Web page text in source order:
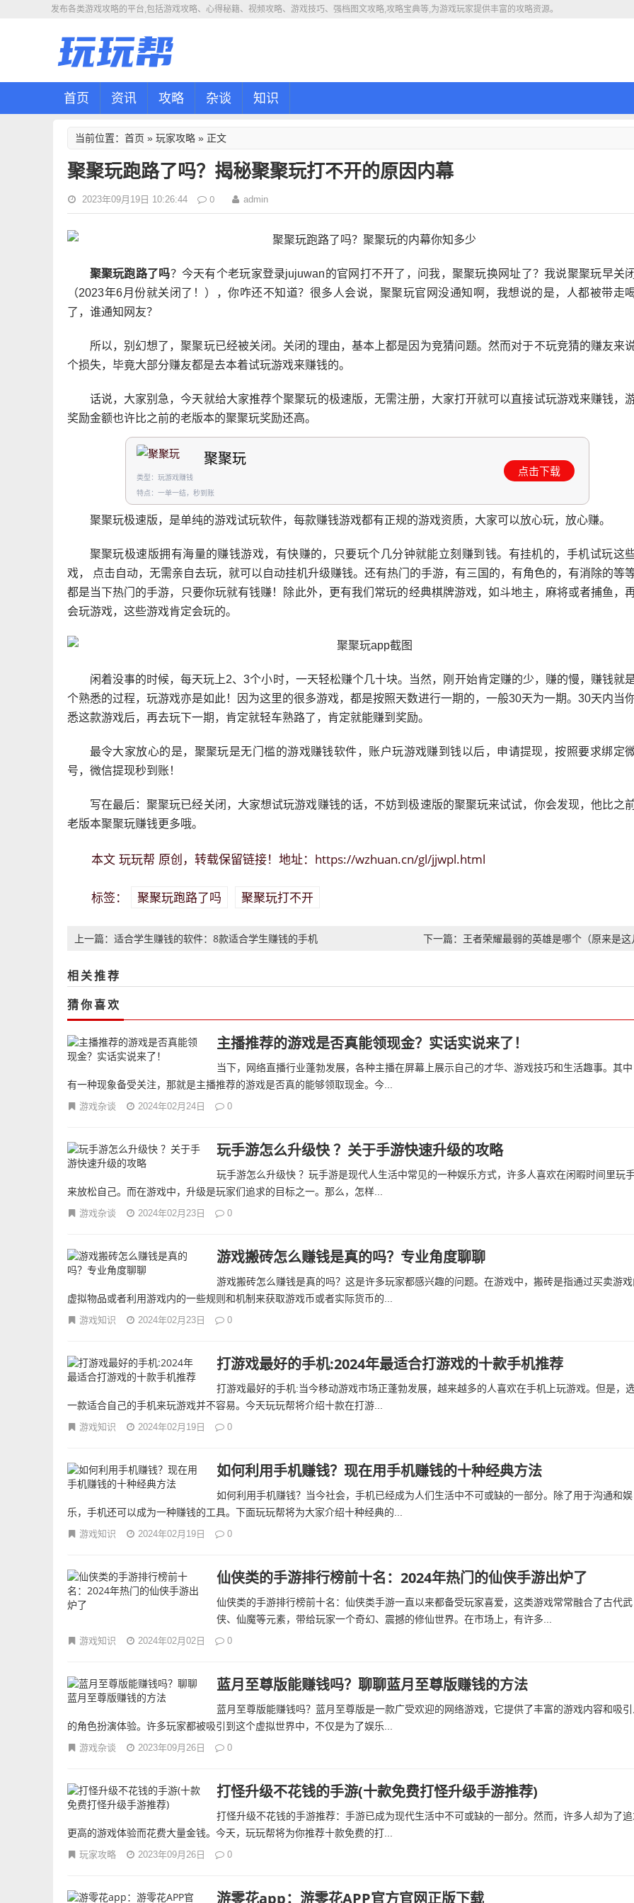
发布各类游戏攻略的平台,包括游戏攻略、心得秘籍、视频攻略、游戏技巧、强档图文攻略,攻略宝典等,为游戏玩家提供丰富的攻略资源。
首页 资讯 攻略 杂谈 知识
当前位置： 首页 » 玩家攻略» 正文
聚聚玩跑路了吗？揭秘聚聚玩打不开的原因内幕
2023年09月19日 10:26:44 0 admin
聚聚玩跑路了吗？今天有个老玩家登录jujuwan的官网打不开了，问我，聚聚玩换网址了？我说聚聚玩早关
（2023年6月份就关闭了！），你咋还不知道？很多人会说，聚聚玩官网没通知啊，我想说的是，人都被带走
了，谁通知网友？
所以，别幻想了，聚聚玩已经被关闭。关闭的理由，基本上都是因为竞猜问题。然而对于不玩竞猜的赚友来
个损失，毕竟大部分赚友都是去本着试玩游戏来赚钱的。
话说，大家别急，今天就给大家推荐个聚聚玩的极速版，无需注册，大家打开就可以直接试玩游戏来赚钱，
奖励金额也许比之前的老版本的聚聚玩奖励还高。
聚聚玩
类型：玩游戏赚钱
特点：一单一结，秒到账
点击下载
聚聚玩极速版，是单纯的游戏试玩软件，每款赚钱游戏都有正规的游戏资质，大家可以放心玩，放心赚。
聚聚玩极速版拥有海量的赚钱游戏，有快赚的，只要玩个几分钟就能立刻赚到钱。有挂机的，手机试玩这
戏， 点击自动，无需亲自去玩，就可以自动挂机升级赚钱。还有热门的手游，有三国的，有角色的，有消除的等
都是当下热门的手游，只要你玩就有钱赚！除此外，更有我们常玩的经典棋牌游戏，如斗地主，麻将或者捕鱼，
会玩游戏，这些游戏肯定会玩的。
闲着没事的时候，每天玩上2、3个小时，一天轻松赚个几十块。当然，刚开始肯定赚的少，赚的慢，赚钱就
个熟悉的过程，玩游戏亦是如此！因为这里的很多游戏，都是按照天数进行一期的，一般30天为一期。30天内当
悉这款游戏后，再去玩下一期，肯定就轻车熟路了，肯定就能赚到奖励。
最令大家放心的是，聚聚玩是无门槛的游戏赚钱软件，账户玩游戏赚到钱以后，申请提现，按照要求绑定
号，微信提现秒到账！
写在最后：聚聚玩已经关闭，大家想试玩游戏赚钱的话，不妨到极速版的聚聚玩来试试，你会发现，他比之
老版本聚聚玩赚钱更多哦。
本文 玩玩帮 原创，转载保留链接！地址： https://wzhuan.cn/gl/jjwpl.html
标签： 聚聚玩跑路了吗 聚聚玩打不开
上一篇：适合学生赚钱的软件：8款适合学生赚钱的手机
下一篇：王者荣耀最弱的英雄是哪个（原来是这
相关推荐
猜你喜欢
主播推荐的游戏是否真能领现金？实话实说来了！
当下，网络直播行业蓬勃发展，各种主播在屏幕上展示自己的才华、游戏技巧和生活趣事。其
有一种现象备受关注，那就是主播推荐的游戏是否真的能够领取现金。今...
游戏杂谈 2024年02月24日 0
玩手游怎么升级快 ？关于手游快速升级的攻略
玩手游怎么升级快 ？玩手游是现代人生活中常见的一种娱乐方式，许多人喜欢在闲暇时间里玩
来放松自己。而在游戏中，升级是玩家们追求的目标之一。那么，怎样...
游戏杂谈 2024年02月23日 0
游戏搬砖怎么赚钱是真的吗？专业角度聊聊
游戏搬砖怎么赚钱是真的吗？这是许多玩家都感兴趣的问题。在游戏中，搬砖是指通过买卖游
虚拟物品或者利用游戏内的一些规则和机制来获取游戏币或者实际货币的...
游戏知识 2024年02月23日 0
打游戏最好的手机:2024年最适合打游戏的十款手机推荐
打游戏最好的手机:当今移动游戏市场正蓬勃发展，越来越多的人喜欢在手机上玩游戏。但是，
一款适合自己的手机来玩游戏并不容易。今天玩玩帮将介绍十款在打游...
游戏知识 2024年02月19日 0
如何利用手机赚钱？现在用手机赚钱的十种经典方法
如何利用手机赚钱？当今社会，手机已经成为人们生活中不可或缺的一部分。除了用于沟通和娱
乐，手机还可以成为一种赚钱的工具。下面玩玩帮将为大家介绍十种经典的...
游戏知识 2024年02月19日 0
仙侠类的手游排行榜前十名：2024年热门的仙侠手游出炉了
仙侠类的手游排行榜前十名：仙侠类手游一直以来都备受玩家喜爱，这类游戏常常融合了古代武
侠、仙魔等元素，带给玩家一个奇幻、震撼的修仙世界。在市场上，有许多...
游戏知识 2024年02月02日 0
蓝月至尊版能赚钱吗？聊聊蓝月至尊版赚钱的方法
蓝月至尊版能赚钱吗？蓝月至尊版是一款广受欢迎的网络游戏，它提供了丰富的游戏内容和吸
的角色扮演体验。许多玩家都被吸引到这个虚拟世界中，不仅是为了娱乐...
游戏杂谈 2023年09月26日 0
打怪升级不花钱的手游(十款免费打怪升级手游推荐)
打怪升级不花钱的手游推荐：手游已成为现代生活中不可或缺的一部分。然而，许多人却为了
更高的游戏体验而花费大量金钱。今天，玩玩帮将为你推荐十款免费的打...
玩家攻略 2023年09月26日 0
游零花app：游零花APP官方官网正版下载